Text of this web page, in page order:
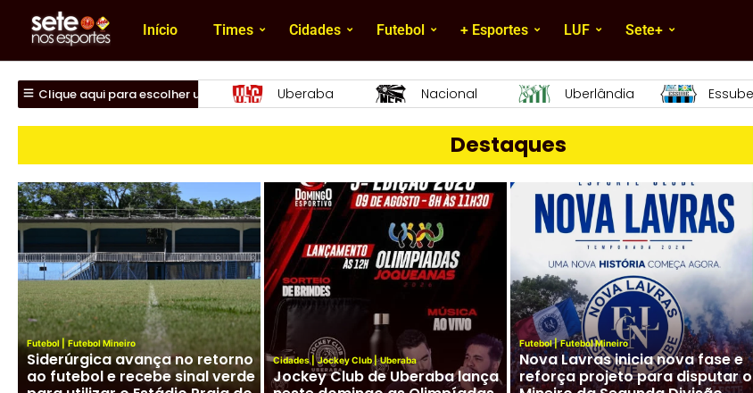
Início Times Cidades Futebol + Esportes LUF Sete+
Clique aqui para escolher um time
Nacional Uberlândia Essube Mamoré URT
Destaques
Futebol Futebol Mineiro
Siderúrgica avança no retorno
ao futebol e recebe sinal verde
Cidades| Jockey Club| Uberaba
Jockey Club de Uberaba lança
Futebol| Futebol Mineiro
Nova Lavras inicia nova fase e
reforça projeto para disputar o